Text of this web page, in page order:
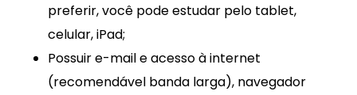
preferir, você pode estudar pelo tablet,
celular, iPad;
Possuir e-mail e acesso à internet
(recomendável banda larga), navegador